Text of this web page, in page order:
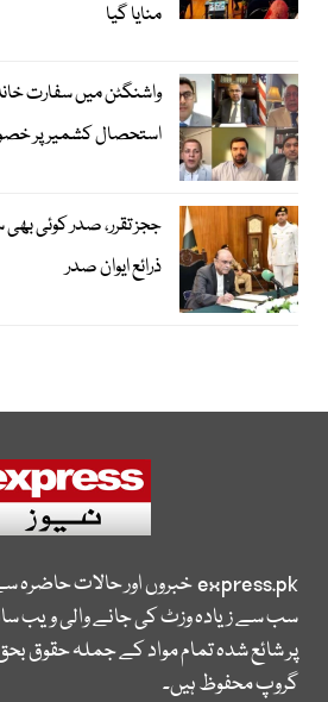
منایا گیا
واشنگٹن میں سفارت
استحصال کشمیر پر
ججز تقرر، صدر کوئی
ذرائع ایوان صدر
express.pkخبروں اور حالات حاضرہ
سب سے زیادہ وزٹ کی جانے والی ویب
پر شائع شدہ تمام مواد کے جملہ حقوق
گروپ محفوظ ہیں۔